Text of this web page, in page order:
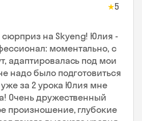
★5
на Skyeng! Юлия -
моментально, с
адаптировалась под мои
надо было подготовиться
уже за 2 урока Юлия мне
Очень дружественный
произношение, глубокие